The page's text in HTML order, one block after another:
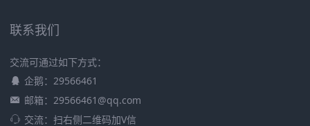
联系我们
交流可通过如下方式：
企鹅：29566461
邮箱：29566461@qq.com
交流：扫右侧二维码加V信